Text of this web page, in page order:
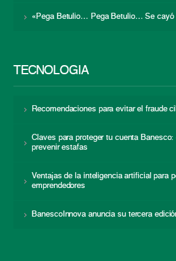
«Pega Betulio… Pega Betulio… Se cayó
TECNOLOGÍA
Recomendaciones para evitar el fraude
Claves para proteger tu cuenta
prevenir estafas
Ventajas de la inteligencia artificial para
emprendedores
BanescoInnova anuncia su tercera